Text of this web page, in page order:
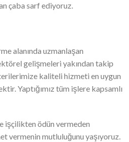
çaba sarf ediyoruz.
alanında uzmanlaşan
gelişmeleri yakından takip
kaliteli hizmeti en uygun
Yaptığımız tüm işlere kapsamlı
işçilikten ödün vermeden
vermenin mutluluğunu yaşıyoruz.